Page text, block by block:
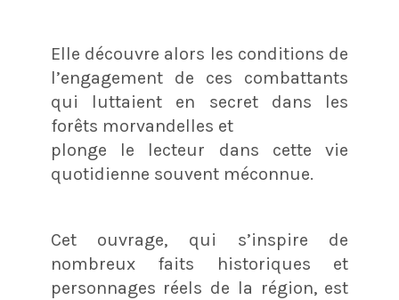
Elle découvre alors les conditions de
l’engagement de ces combattants
qui luttaient en secret dans les
forêts morvandelles et
plonge le lecteur dans cette vie
quotidienne souvent méconnue.
Cet ouvrage, qui s’inspire de
nombreux faits historiques et
personnages réels de la région, est